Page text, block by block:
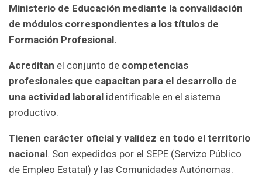
Ministerio de Educación mediante la convalidación
de módulos correspondientes a los títulos de
Formación Profesional.
Acreditan el conjunto de competencias
profesionales que capacitan para el desarrollo de
una actividad laboral identificable en el sistema
productivo.
Tienen carácter oficial y validez en todo el territorio
nacional. Son expedidos por el SEPE (Servizo Público
de Empleo Estatal) y las Comunidades Autónomas.